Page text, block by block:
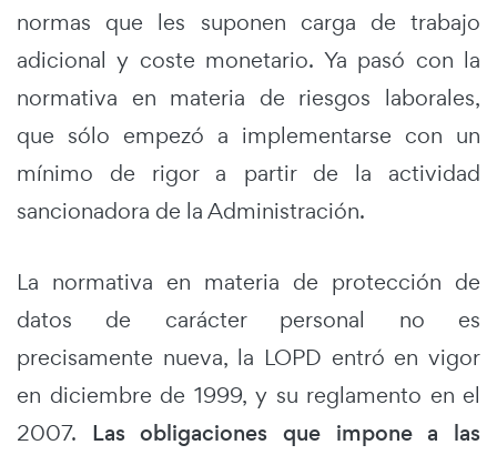
normas que les suponen carga de trabajo
adicional y coste monetario. Ya pasó con la
normativa en materia de riesgos laborales,
que sólo empezó a implementarse con un
mínimo de rigor a partir de la actividad
sancionadora de la Administración.
La normativa en materia de protección de
datos de carácter personal no es
precisamente nueva, la LOPD entró en vigor
en diciembre de 1999, y su reglamento en el
2007. Las obligaciones que impone a las